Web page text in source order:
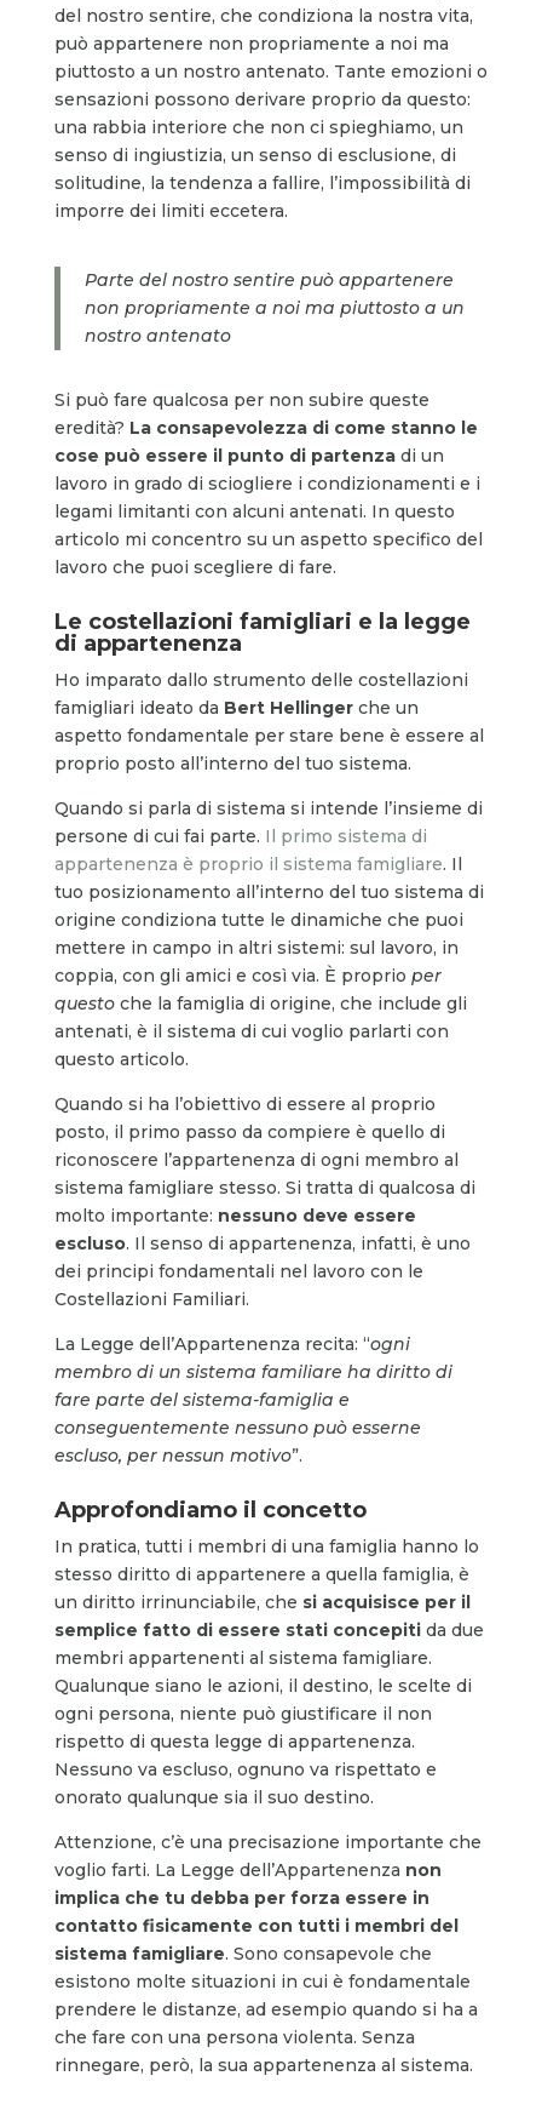
del nostro sentire, che condiziona la nostra vita,
può appartenere non propriamente a noi ma
piuttosto a un nostro antenato. Tante emozioni o
sensazioni possono derivare proprio da questo:
una rabbia interiore che non ci spieghiamo, un
senso di ingiustizia, un senso di esclusione, di
solitudine, la tendenza a fallire, l’impossibilità di
imporre dei limiti eccetera.
Parte del nostro sentire può appartenere
non propriamente a noi ma piuttosto a un
nostro antenato
Si può fare qualcosa per non subire queste
eredità? La consapevolezza di come stanno le
cose può essere il punto di partenzadi un
lavoro in grado di sciogliere i condizionamenti e i
legami limitanti con alcuni antenati. In questo
articolo mi concentro su un aspetto specifico del
lavoro che puoi scegliere di fare.
Le costellazioni famigliari e la legge
di appartenenza
Ho imparato dallo strumento delle costellazioni
famigliari ideato da Bert Hellinger che un
aspetto fondamentale per stare bene è essere al
proprio posto all’interno del tuo sistema.
Quando si parla di sistema si intende l’insieme di
persone di cui fai parte. Il primo sistema di
appartenenza è proprio il sistema famigliare. Il
tuo posizionamento all’interno del tuo sistema di
origine condiziona tutte le dinamiche che puoi
mettere in campo in altri sistemi: sul lavoro, in
coppia, con gli amici e così via. È proprio per
questoche la famiglia di origine, che include gli
antenati, è il sistema di cui voglio parlarti con
questo articolo.
Quando si ha l’obiettivo di essere al proprio
posto, il primo passo da compiere è quello di
riconoscere l’appartenenza di ogni membro al
sistema famigliare stesso. Si tratta di qualcosa di
molto importante: nessuno deve essere
escluso. Il senso di appartenenza, infatti, è uno
dei principi fondamentali nel lavoro con le
Costellazioni Familiari.
La Legge dell’Appartenenza recita: “ogni
membro di un sistema familiare ha diritto di
fare parte del sistema-famiglia e
conseguentemente nessuno può esserne
escluso, per nessun motivo”.
Approfondiamo il concetto
In pratica, tutti i membri di una famiglia hanno lo
stesso diritto di appartenere a quella famiglia, è
un diritto irrinunciabile, che si acquisisce per il
semplice fatto di essere stati concepitida due
membri appartenenti al sistema famigliare.
Qualunque siano le azioni, il destino, le scelte di
ogni persona, niente può giustificare il non
rispetto di questa legge di appartenenza.
Nessuno va escluso, ognuno va rispettato e
onorato qualunque sia il suo destino.
Attenzione, c’è una precisazione importante che
voglio farti. La Legge dell’Appartenenza non
implica che tu debba per forza essere in
contatto fisicamente con tutti i membri del
sistema famigliare. Sono consapevole che
esistono molte situazioni in cui è fondamentale
prendere le distanze, ad esempio quando si ha a
che fare con una persona violenta. Senza
rinnegare, però, la sua appartenenza al sistema.